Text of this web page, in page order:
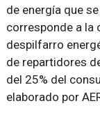
de energía que
corresponde a la
despilfarro
de repartidores
del 25% del
elaborado por